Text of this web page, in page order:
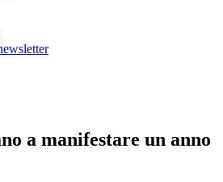
a manifestare un anno